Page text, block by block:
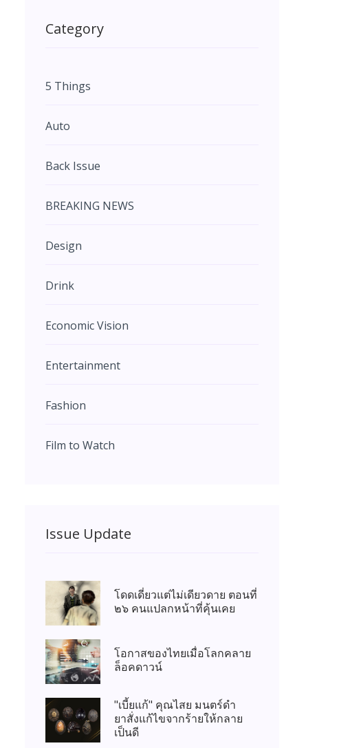
Category
5 Things
Auto
Back Issue
BREAKING NEWS
Design
Drink
Economic Vision
Entertainment
Fashion
Film to Watch
Issue Update
โดดเดี่ยวแต่ไม่เดียวดาย ตอนที่
๒๖ คนแปลกหน้าที่คุ้นเคย
โอกาสของไทยเมื่อโลกคลาย
ล็อคดาวน์
"เบี้ยแก้" คุณไสย มนตร์ดำ
ยาสั่งแก้ไขจากร้ายให้กลาย
เป็นดี